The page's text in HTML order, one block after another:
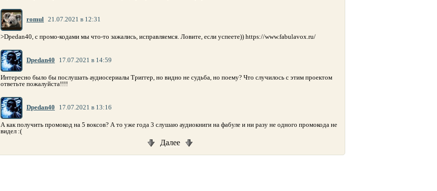
romul 21.07.2021 в 12:31
>Dpedan40, с промо-кодами мы что-то зажались, исправляемся. Ловите, если успеете)) https://www.fabulavox.ru/
Dpedan40 17.07.2021 в 14:59
Интересно было бы послушать аудиосериалы Триггер, но видно не судьба, но поему? Что случилось с этим проектом
ответьте пожалуйста!!!!
Dpedan40 17.07.2021 в 13:16
А как получить промокод на 5 воксов? А то уже года 3 слушаю аудиокниги на фабуле и ни разу не одного промокода не
видел :(
Далее